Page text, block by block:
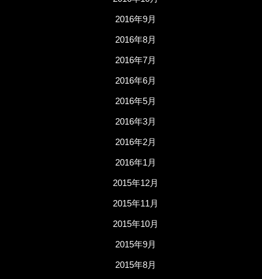
2016年9月
2016年8月
2016年7月
2016年6月
2016年5月
2016年3月
2016年2月
2016年1月
2015年12月
2015年11月
2015年10月
2015年9月
2015年8月